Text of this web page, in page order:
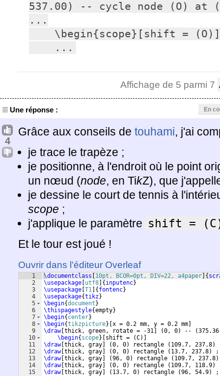
537.00) -- cycle node (O) at
...
    ...
Affichage de 5 parmi 7
Une réponse : En
4
Grâce aux conseils de touhami, j'ai
je trace le trapèze ;
je positionne, à l'endroit où le point
un nœud (node, en TikZ), que
je dessine le court de tennis à
scope ;
j'applique le paramètre shift =
Et le tour est joué !
Ouvrir dans l'éditeur Overleaf
1
2
3
4
5
6
7
8
9
10
11
12
13
14
15
\documentclass 10pt, BCOR=0pt, DIV=22, a4paper {
\usepackage utf8 { inputenc}
\usepackage T1 { fontenc}
\usepackage{tikz}
\begin{document }
\thispagestyle{empty}
\begin{ center}
\begin{tikzpicture} x = 0.2 mm, y = 0.2 mm
\draw[ thick, green, rotate = -31 (0, 0) -- (
\begin{ scope} shift = (C)]
\draw[ thick, gray (0, 0) rectangle ( 109.7, 237.8)
\draw[ thick, gray (0, 0) rectangle ( 13.7, 237.8)
;
\draw[ thick, gray (96, 0) rectangle ( 109.7, 237.8)
\draw[ thick, gray (0, 0) rectangle ( 109.7, 118.9)
\draw[ thick, gray ( 13.7, 0) rectangle (96, 54.9)
;